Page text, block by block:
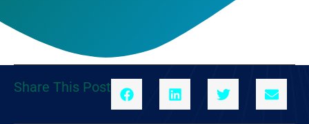
Share This Post